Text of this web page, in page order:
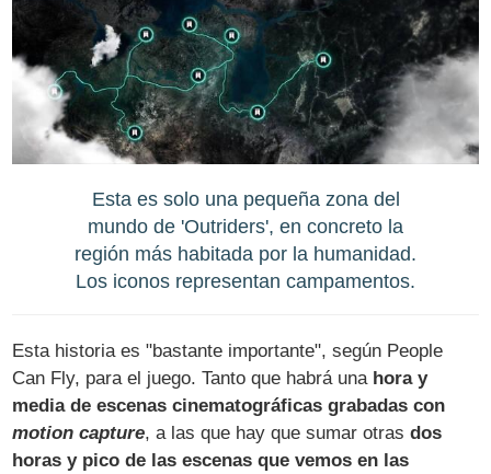
Esta es solo una pequeña zona del
mundo de 'Outriders', en concreto la
región más habitada por la humanidad.
Los iconos representan campamentos.
Esta historia es "bastante importante", según People
Can Fly, para el juego. Tanto que habrá una hora y
media de escenas cinematográficas grabadas con
motion capture, a las que hay que sumar otrasdos
horas y pico de las escenas que vemos en las